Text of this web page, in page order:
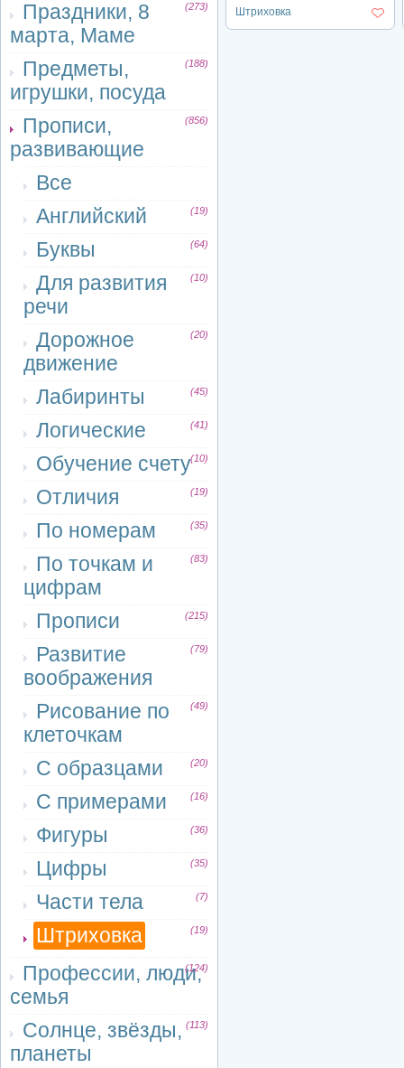
Праздники, 8
марта, Маме
(273)
Предметы,
игрушки, посуда
(188)
Прописи,
развивающие
(856)
Все
Английский
(19)
Буквы (64)
Для развития
речи
(10)
Дорожное
движение
(20)
Лабиринты (45)
Логические (41)
Обучение счету(10)
Отличия (19)
По номерам (35)
По точкам и
цифрам
(83)
Прописи (215)
Развитие
воображения
(79)
Рисование по
клеточкам
(49)
С образцами (20)
С примерами (16)
Фигуры (36)
Цифры (35)
Части тела (7)
Штриховка (19)
Профессии, люди,
семья
(124)
Солнце, звёзды,
планеты
(113)
Штриховка